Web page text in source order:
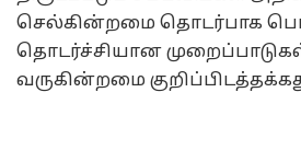
செல்கின்றமை தொடர்பாக
தொடர்ச்சியான
வருகின்றமை